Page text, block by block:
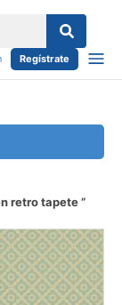
Regístrate
retro tapete